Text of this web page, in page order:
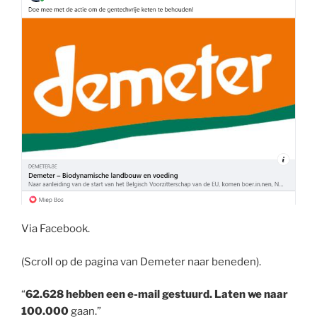
Via Facebook.
(Scroll op de pagina van Demeter naar beneden).
“62.628 hebben een e-mail gestuurd. Laten we naar
100.000gaan.”